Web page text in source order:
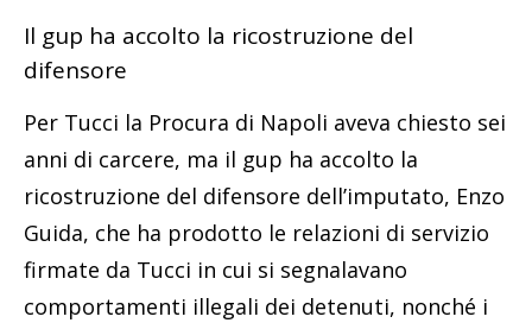
Il gup ha accolto la ricostruzione del
difensore
Per Tucci la Procura di Napoli aveva chiesto sei
anni di carcere, ma il gup ha accolto la
ricostruzione del difensore dell’imputato, Enzo
Guida, che ha prodotto le relazioni di servizio
firmate da Tucci in cui si segnalavano
comportamenti illegali dei detenuti, nonché i